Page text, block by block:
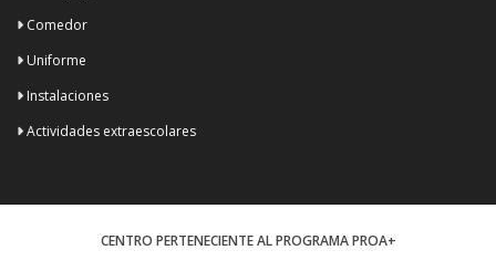
Comedor
Uniforme
Instalaciones
Actividades extraescolares
CENTRO PERTENECIENTE AL PROGRAMA PROA+